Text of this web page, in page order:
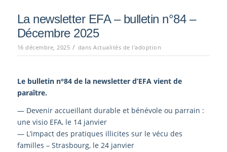
La newsletter EFA – bulletin n°84 –
Décembre 2025
16 décembre, 2025 / dansActualités de l'adoption
Le bulletin n°84 de la newsletter d’EFA vient de
paraître.
— Devenir accueillant durable et bénévole ou parrain :
une visio EFA, le 14 janvier
— L’impact des pratiques illicites sur le vécu des
familles – Strasbourg, le 24 janvier